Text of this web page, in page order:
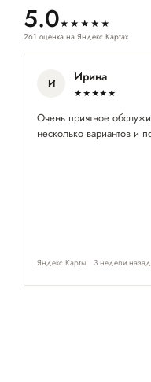
5.0★★★★★
261 оценка на Яндекс Картах
И Ирина
★★★★★
Очень приятное
несколько вариантов и
Яндекс Карты 3 недели назад